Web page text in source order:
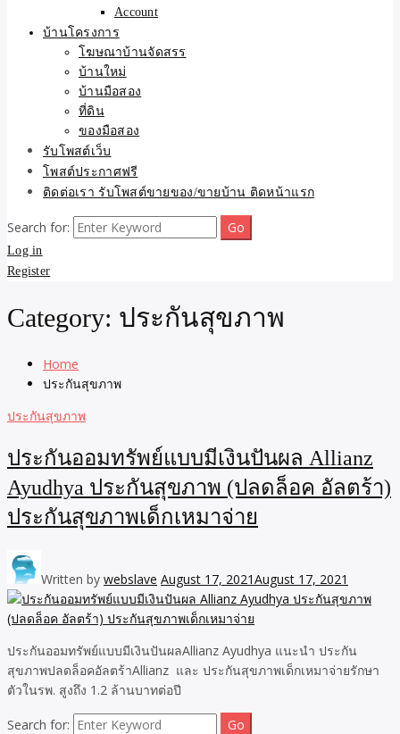
Account
บ้านโครงการ
โฆษณาบ้านจัดสรร
บ้านใหม่
บ้านมือสอง
ที่ดิน
ของมือสอง
รับโพสต์เว็บ
โพสต์ประกาศฟรี
ติดต่อเรา รับโพสต์ขายของ/ขายบ้าน ติดหน้าแรก
Search for:
Log in
Register
Category: ประกันสุขภาพ
Home
ประกันสุขภาพ
ประกันสุขภาพ
ประกันออมทรัพย์แบบมีเงินปันผล Allianz
Ayudhya ประกันสุขภาพ (ปลดล็อค อัลตร้า)
ประกันสุขภาพเด็กเหมาจ่าย
Written by webslave August 17, 2021August 17, 2021
ประกันออมทรัพย์แบบมีเงินปันผลAllianz Ayudhya แนะนำ ประกัน
สุขภาพปลดล็อคอัลตร้าAllianz และ ประกันสุขภาพเด็กเหมาจ่ายรักษา
ตัวในรพ. สูงถึง 1.2 ล้านบาทต่อปี
Search for: